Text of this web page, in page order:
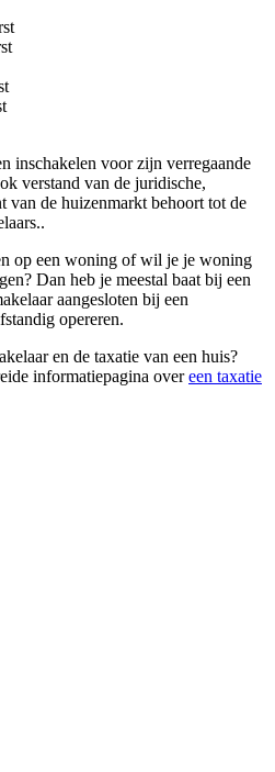
inschakelen voor zijn verregaande
verstand van de juridische,
van de huizenmarkt behoort tot de
op een woning of wil je je woning
Dan heb je meestal baat bij een
aangesloten bij een
opereren.
en de taxatie van een huis?
informatiepagina overeen taxatie